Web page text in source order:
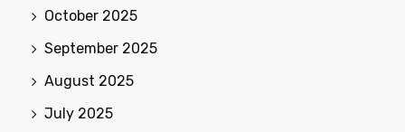
October 2025
September 2025
August 2025
July 2025